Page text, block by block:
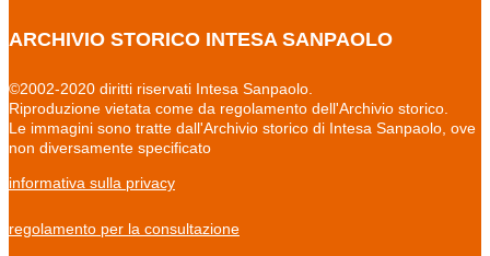
ARCHIVIO STORICO INTESA SANPAOLO
©2002-2020 diritti riservati Intesa Sanpaolo.
Riproduzione vietata come da regolamento dell'Archivio storico.
Le immagini sono tratte dall'Archivio storico di Intesa Sanpaolo, ove
non diversamente specificato
informativa sulla privacy
regolamento per la consultazione